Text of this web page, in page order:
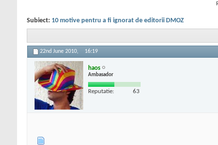
Subiect: 10 motive pentru a fi ignorat de editorii DMOZ
22nd June 2010, 16:19
haos
Ambasador
Reputatie: 63